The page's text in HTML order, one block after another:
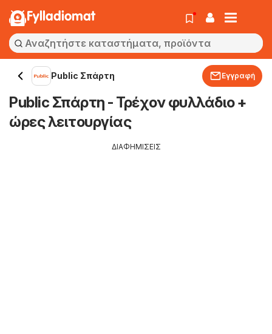
Fylladiomat
Public Σπάρτη Εγγραφή
Public Σπάρτη - Τρέχον φυλλάδιο +
ώρες λειτουργίας
ΔΙΑΦΗΜΙΣΕΙΣ